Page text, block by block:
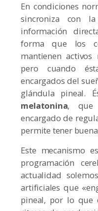
En condiciones
sincroniza con
información
forma que los
mantienen
pero cuando
encargados del
glándula pineal.
melatonina, que
encargado de
permite tener
Este mecanismo
programación
actualidad
artificiales que
pineal, por lo que